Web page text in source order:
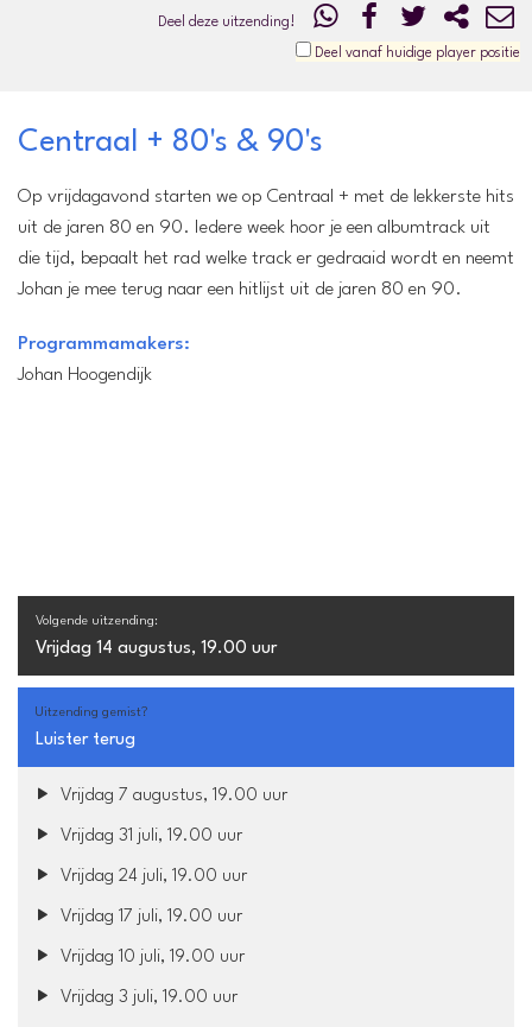
Deel deze uitzending!
Deel vanaf huidige player positie
Centraal + 80's & 90's
Op vrijdagavond starten we op Centraal + met de lekkerste hits
uit de jaren 80 en 90. Iedere week hoor je een albumtrack uit
die tijd, bepaalt het rad welke track er gedraaid wordt en neemt
Johan je mee terug naar een hitlijst uit de jaren 80 en 90.
Programmamakers:
Johan Hoogendijk
Volgende uitzending:
Vrijdag 14 augustus, 19.00 uur
Uitzending gemist?
Luister terug
Vrijdag 7 augustus, 19.00 uur
Vrijdag 31 juli, 19.00 uur
Vrijdag 24 juli, 19.00 uur
Vrijdag 17 juli, 19.00 uur
Vrijdag 10 juli, 19.00 uur
Vrijdag 3 juli, 19.00 uur